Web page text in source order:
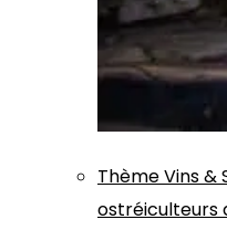
ThèmeVins &
ostréiculteurs